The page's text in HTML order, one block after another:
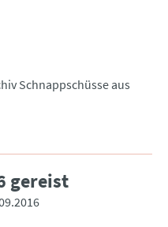
Schnappschüsse aus
gereist